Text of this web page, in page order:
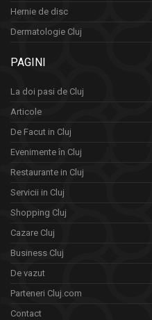
Hernie de disc
Dermatologie Cluj
PAGINI
La doi pasi de Cluj
Articole
De Facut in Cluj
Evenimente în Cluj
Restaurante in Cluj
Servicii in Cluj
Shopping Cluj
Cazare Cluj
Business Cluj
De vazut
Parteneri Cluj.com
Contact